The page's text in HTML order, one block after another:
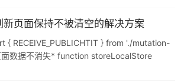
页面保持不被清空的解决方案
{ RECEIVE_PUBLICHTIT } from './mutation-
数据不消失* function storeLocalStore